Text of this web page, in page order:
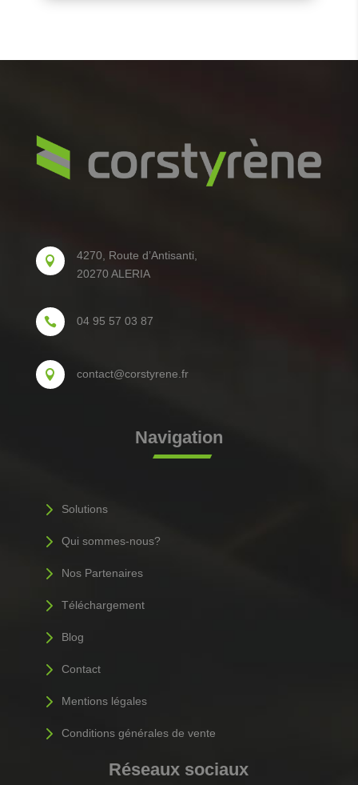

4270, Route d’Antisanti,
20270 ALERIA
 04 95 57 03 87
 contact@corstyrene.fr
Navigation
5 Solutions
5 Qui sommes-nous?
5 Nos Partenaires
5 Téléchargement
5 Blog
5 Contact
5 Mentions légales
5 Conditions générales de vente
Réseaux sociaux